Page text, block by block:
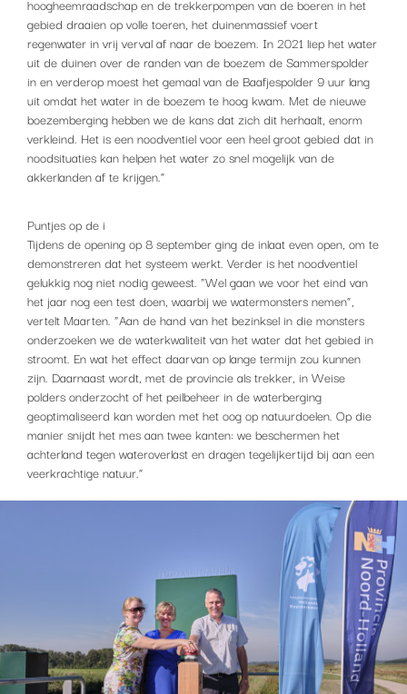
hoogheemraadschap en de trekkerpompen van de boeren in het
gebied draaien op volle toeren, het duinenmassief voert
regenwater in vrij verval af naar de boezem. In 2021 liep het water
uit de duinen over de randen van de boezem de Sammerspolder
in en verderop moest het gemaal van de Baafjespolder 9 uur lang
uit omdat het water in de boezem te hoog kwam. Met de nieuwe
boezemberging hebben we de kans dat zich dit herhaalt, enorm
verkleind. Het is een noodventiel voor een heel groot gebied dat in
noodsituaties kan helpen het water zo snel mogelijk van de
akkerlanden af te krijgen.”
Puntjes op de i
Tijdens de opening op 8 september ging de inlaat even open, om te
demonstreren dat het systeem werkt. Verder is het noodventiel
gelukkig nog niet nodig geweest. “Wel gaan we voor het eind van
het jaar nog een test doen, waarbij we watermonsters nemen”,
vertelt Maarten. “Aan de hand van het bezinksel in die monsters
onderzoeken we de waterkwaliteit van het water dat het gebied in
stroomt. En wat het effect daarvan op lange termijn zou kunnen
zijn. Daarnaast wordt, met de provincie als trekker, in Weise
polders onderzocht of het peilbeheer in de waterberging
geoptimaliseerd kan worden met het oog op natuurdoelen. Op die
manier snijdt het mes aan twee kanten: we beschermen het
achterland tegen wateroverlast en dragen tegelijkertijd bij aan een
veerkrachtige natuur.”